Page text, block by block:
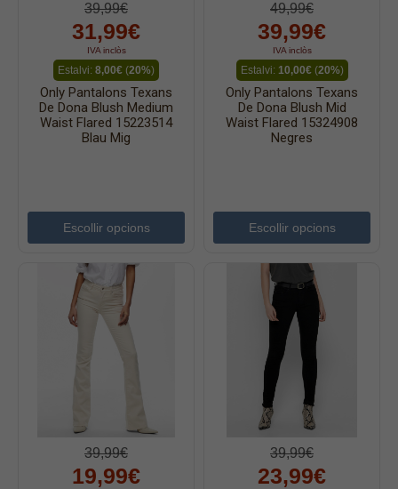
39,99€
31,99€
IVA inclòs
Estalvi: 8,00€ (20%)
Only Pantalons Texans
De Dona Blush Medium
Waist Flared 15223514
Blau Mig
Escollir opcions
49,99€
39,99€
IVA inclòs
Estalvi: 10,00€(20%)
Only Pantalons Texans
De Dona Blush Mid
Waist Flared 15324908
Negres
Escollir opcions
39,99€
19,99€
39,99€
23,99€